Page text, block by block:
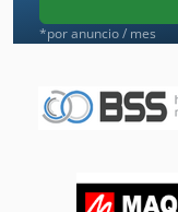
Herramienta De
Herramientas
*por anuncio / mes